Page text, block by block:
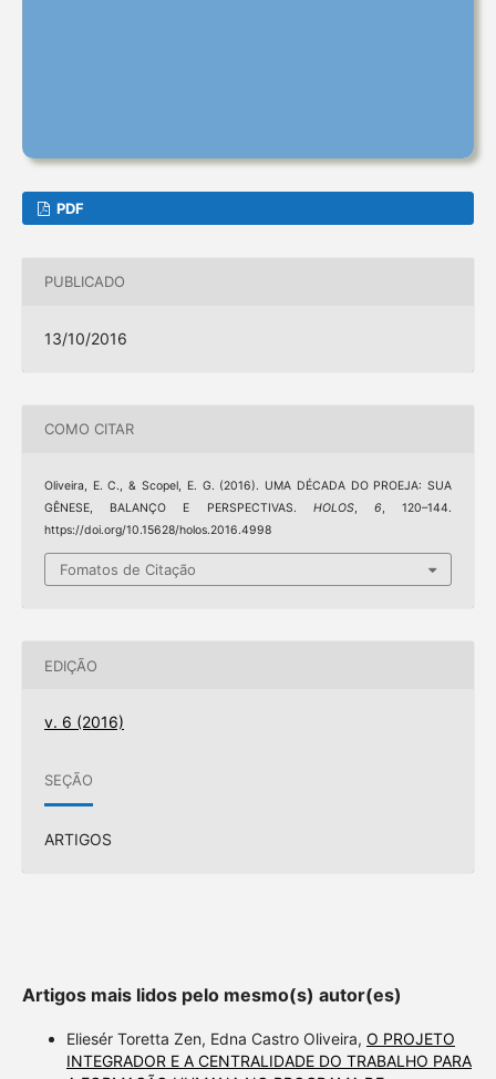
PDF
PUBLICADO
13/10/2016
COMO CITAR
Oliveira, E. C., & Scopel, E. G. (2016). UMA DÉCADA DO PROEJA: SUA
GÊNESE, BALANÇO E PERSPECTIVAS. HOLOS, 6 , 120–144.
https://doi.org/10.15628/holos.2016.4998
Fomatos de Citação
EDIÇÃO
v. 6 (2016)
SEÇÃO
ARTIGOS
Artigos mais lidos pelo mesmo(s) autor(es)
Eliesér Toretta Zen, Edna Castro Oliveira, O PROJETO
INTEGRADOR E A CENTRALIDADE DO TRABALHO PARA